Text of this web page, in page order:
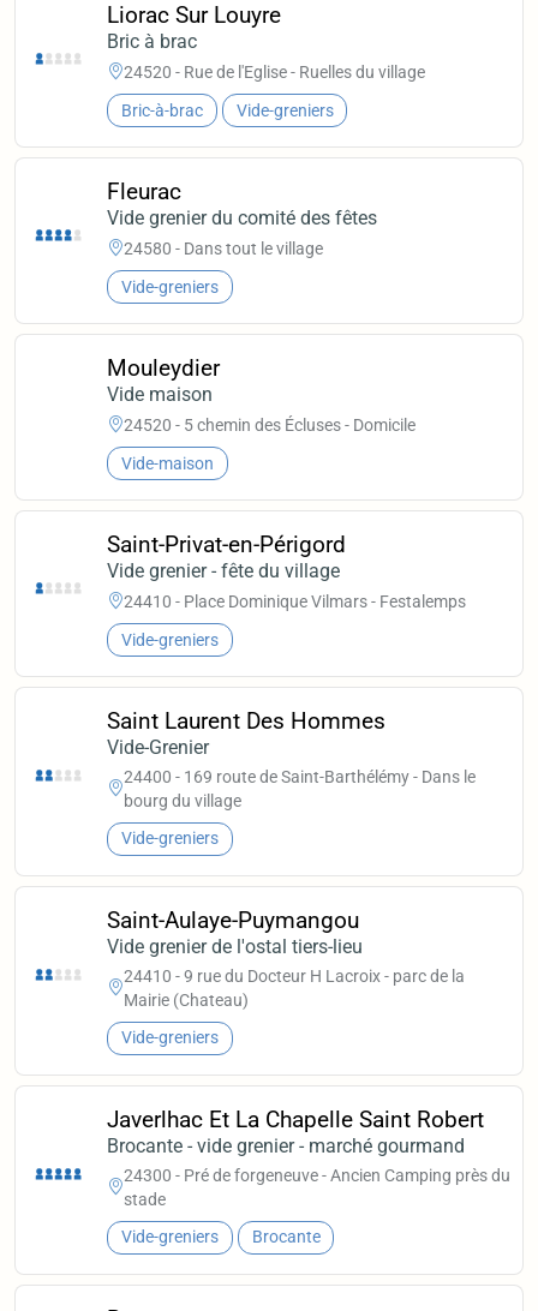
Liorac Sur Louyre
Bric à brac
24520 - Rue de l'Eglise - Ruelles du village
Bric-à-brac Vide-greniers
Fleurac
Vide grenier du comité des fêtes
24580 - Dans tout le village
Vide-greniers
Mouleydier
Vide maison
24520 - 5 chemin des Écluses - Domicile
Vide-maison
Saint-Privat-en-Périgord
Vide grenier - fête du village
24410 - Place Dominique Vilmars - Festalemps
Vide-greniers
Saint Laurent Des Hommes
Vide-Grenier
24400 - 169 route de Saint-Barthélémy - Dans le
bourg du village
Vide-greniers
Saint-Aulaye-Puymangou
Vide grenier de l'ostal tiers-lieu
24410 - 9 rue du Docteur H Lacroix - parc de la
Mairie (Chateau)
Vide-greniers
Javerlhac Et La Chapelle Saint Robert
Brocante - vide grenier - marché gourmand
24300 - Pré de forgeneuve - Ancien Camping près du
stade
Vide-greniers Brocante